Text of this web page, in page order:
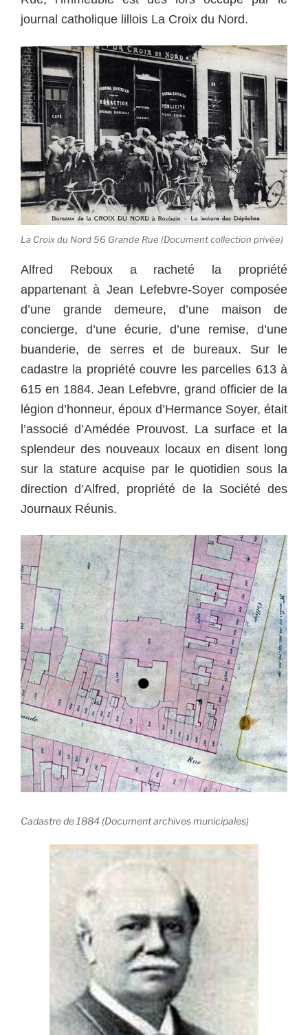
journal catholique lillois La Croix du Nord.
La Croix du Nord 56 Grande Rue (Document collection privée)
Alfred Reboux a racheté la propriété
appartenant à Jean Lefebvre-Soyer composée
d’une grande demeure, d’une maison de
concierge, d’une écurie, d’une remise, d’une
buanderie, de serres et de bureaux. Sur le
cadastre la propriété couvre les parcelles 613 à
615 en 1884. Jean Lefebvre, grand officier de la
légion d’honneur, époux d’Hermance Soyer, était
l’associé d’Amédée Prouvost. La surface et la
splendeur des nouveaux locaux en disent long
sur la stature acquise par le quotidien sous la
direction d’Alfred, propriété de la Société des
Journaux Réunis.
Cadastre de 1884 (Document archives municipales)